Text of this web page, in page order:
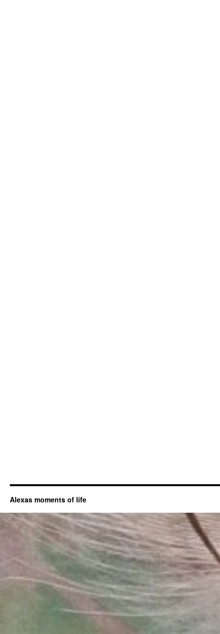
Alexas moments of life